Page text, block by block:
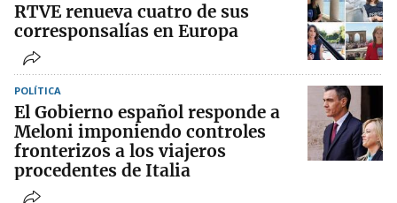
RTVE renueva cuatro de sus
corresponsalías en Europa
POLÍTICA
El Gobierno español responde a
Meloni imponiendo controles
fronterizos a los viajeros
procedentes de Italia